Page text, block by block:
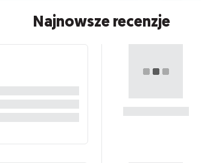
Najnowsze recenzje